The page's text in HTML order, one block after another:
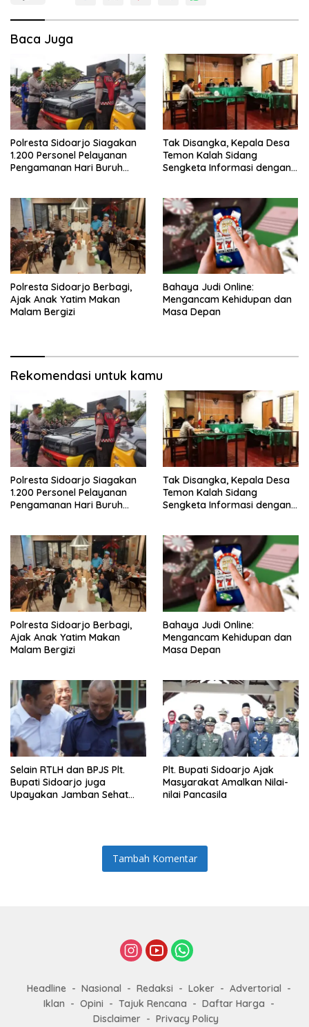
Baca Juga
Polresta Sidoarjo Siagakan
1.200 Personel Pelayanan
Pengamanan Hari Buruh
Tak Disangka, Kepala Desa
Temon Kalah Sidang
Sengketa Informasi dengan
Polresta Sidoarjo Berbagi,
Ajak Anak Yatim Makan
Malam Bergizi
Bahaya Judi Online:
Mengancam Kehidupan dan
Masa Depan
Rekomendasi untuk kamu
Polresta Sidoarjo Siagakan
1.200 Personel Pelayanan
Pengamanan Hari Buruh
Tak Disangka, Kepala Desa
Temon Kalah Sidang
Sengketa Informasi dengan
Polresta Sidoarjo Berbagi,
Ajak Anak Yatim Makan
Malam Bergizi
Bahaya Judi Online:
Mengancam Kehidupan dan
Masa Depan
Selain RTLH dan BPJS Plt.
Bupati Sidoarjo juga
Upayakan Jamban Sehat
Plt. Bupati Sidoarjo Ajak
Masyarakat Amalkan Nilai-
nilai Pancasila
Tambah Komentar
Headline Nasional Redaksi Loker
Advertorial
Iklan
Opini Tajuk Rencana
Daftar Harga
Disclaimer
Privacy Policy